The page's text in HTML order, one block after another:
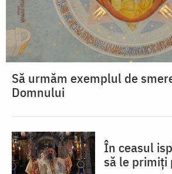
Să urmăm exemplul de
Domnului
În ceasul
să le primiți